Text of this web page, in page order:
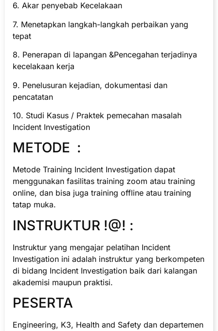
6. Akar penyebab Kecelakaan
7. Menetapkan langkah-langkah perbaikan yang
tepat
8. Penerapan di lapangan &Pencegahan terjadinya
kecelakaan kerja
9. Penelusuran kejadian, dokumentasi dan
pencatatan
10. Studi Kasus / Praktek pemecahan masalah
Incident Investigation
METODE :
Metode Training Incident Investigation dapat
menggunakan fasilitas training zoom atau training
online, dan bisa juga training offline atau training
tatap muka.
INSTRUKTUR !@! :
Instruktur yang mengajar pelatihan Incident
Investigation ini adalah instruktur yang berkompeten
di bidang Incident Investigation baik dari kalangan
akademisi maupun praktisi.
PESERTA
Engineering, K3, Health and Safety dan departemen